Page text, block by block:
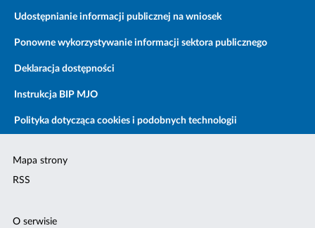
Udostępnianie informacji publicznej na wniosek
Ponowne wykorzystywanie informacji sektora publicznego
Deklaracja dostępności
Instrukcja BIP MJO
Polityka dotycząca cookies i podobnych technologii
Mapa strony
RSS
O serwisie